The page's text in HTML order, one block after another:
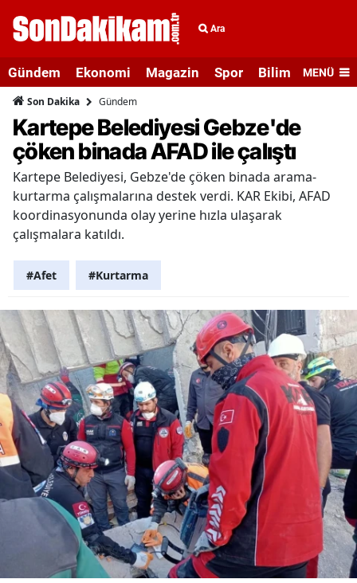
Ara
Gündem Ekonomi Magazin Spor Bilim veMENÜ
Son Dakika Gündem
Kartepe Belediyesi Gebze'de
çöken binada AFAD ile çalıştı
Kartepe Belediyesi, Gebze'de çöken binada arama-
kurtarma çalışmalarına destek verdi. KAR Ekibi, AFAD
koordinasyonunda olay yerine hızla ulaşarak
çalışmalara katıldı.
#Afet #Kurtarma